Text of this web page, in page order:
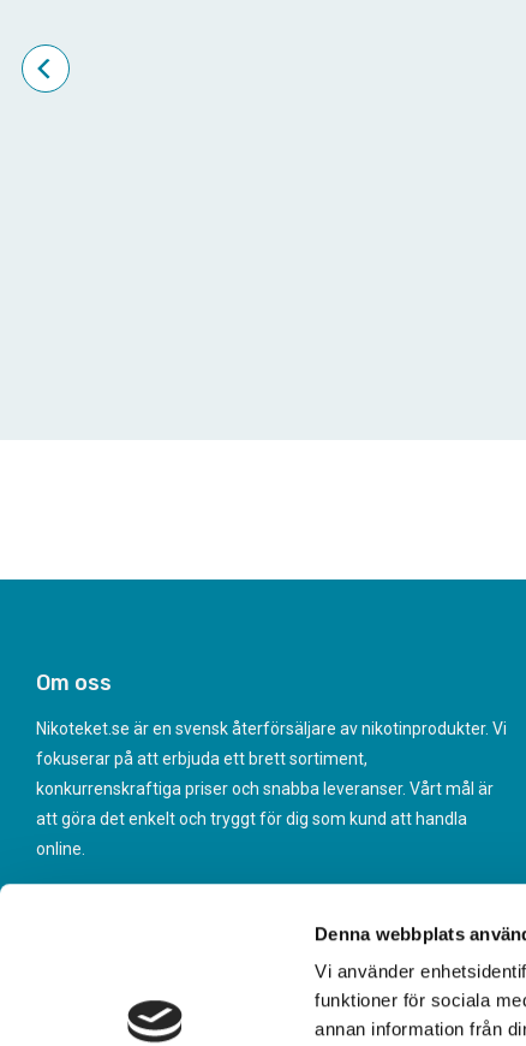
Denna webbplats
Vi använder
funktioner för sociala
annan information från
Om oss
Nikoteket.se är en svensk återförsäljare av nikotinprodukter. Vi
fokuserar på att erbjuda ett brett sortiment,
konkurrenskraftiga priser och snabba leveranser. Vårt mål är
att göra det enkelt och tryggt för dig som kund att handla
online.